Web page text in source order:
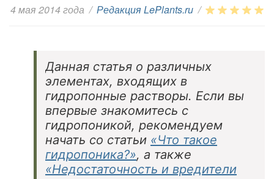
4 мая 2014 года / Редакция LePlants.ru /
Данная статья о различных
элементах, входящих в
гидропонные растворы. Если вы
впервые знакомитесь с
гидропоникой, рекомендуем
начать со статьи «Что такое
гидропоника?», а также
«Недостаточность и вредители